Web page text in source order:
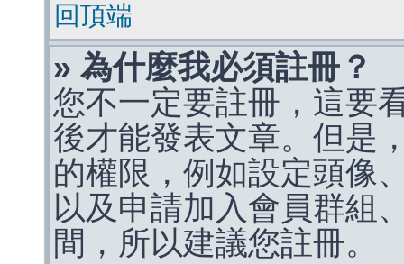
回頂端
» 為什麼我必須註冊？
您不一定要註冊，這要
後才能發表文章。但是
的權限，例如設定頭像
以及申請加入會員群組
間，所以建議您註冊。